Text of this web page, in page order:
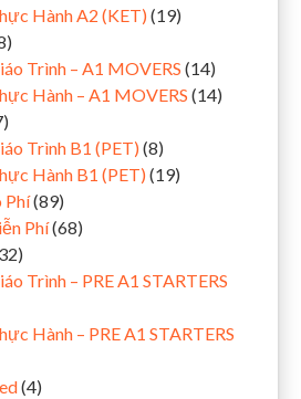
Hành A2 (KET) (19)
Trình – A1 MOVERS (14)
Hành – A1 MOVERS (14)
Trình B1 (PET) (8)
Hành B1 (PET) (19)
Phí(89)
Phí(68)
Trình – PRE A1 STARTERS
Hành – PRE A1 STARTERS
(4)